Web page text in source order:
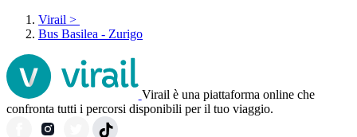
Virail >
Bus Basilea - Zurigo
Virail è una piattaforma online che
confronta tutti i percorsi disponibili per il tuo viaggio.